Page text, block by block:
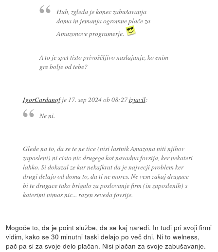
Huh, zgleda je konec zabušavanja
doma in jemanja ogromne plače za
Amazonove programerje.
A to je spet tisto privoščljivo naslajanje, ko enim
gre bolje od tebe?
IgorCardanofje 17. sep 2024 ob 08:27izjavil:
Ne ni.
Glede na to, da se te ne tice (nisi lastnik Amazona niti njihov
zaposleni) ni cisto nic drugega kot navadna fovsija, ker nekateri
lahko. Si dokazal ze kar nekajkrat da je najvecji problem ker
drugi delajo od doma to, da ti ne mores. Ne vem zakaj drugace
bi te drugace tako brigalo za poslovanje firm (in zaposlenih) s
katerimi nimas nic... razen seveda fovsije.
Mogoče to, da je point službe, da se kaj naredi. In tudi pri svoji firmi
vidim, kako se 30 minutni taski delajo po več dni. Ni to welness,
pač pa si za svoje delo plačan. Nisi plačan za svoje zabušavanje.